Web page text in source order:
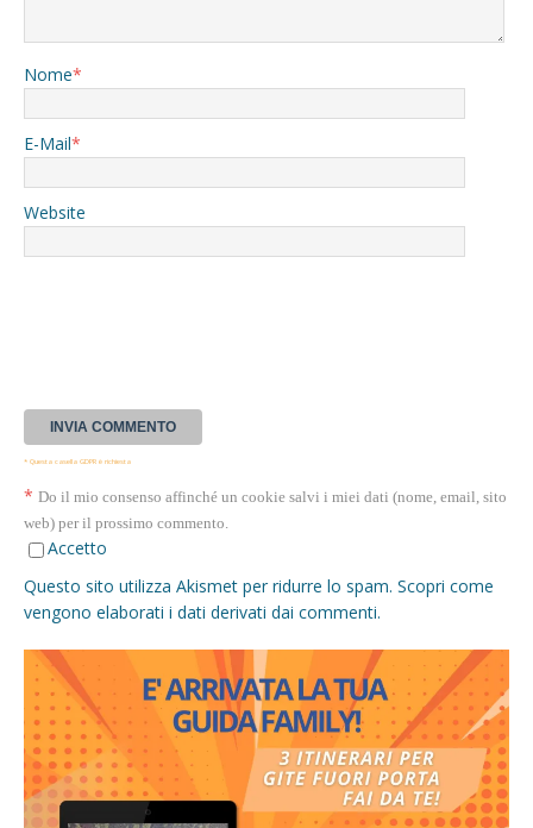
Nome*
E-Mail*
Website
* Questa casella GDPR è richiesta
* Do il mio consenso affinché un cookie salvi i miei dati (nome, email, sito
web) per il prossimo commento.
Accetto
Questo sito utilizza Akismet per ridurre lo spam. Scopri come
vengono elaborati i dati derivati dai commenti.